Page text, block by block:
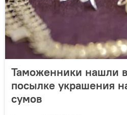
Таможенники нашли
посылке украшения
сумов